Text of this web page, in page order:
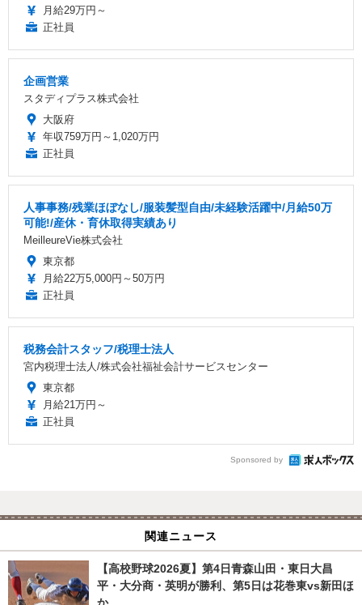
月給29万円～
正社員
企画営業
スタディプラス株式会社
大阪府
年収759万円～1,020万円
正社員
人事事務/残業ほぼなし/服装髪型自由/未経験活躍中/月給50万
可能!/産休・育休取得実績あり
MeilleureVie株式会社
東京都
月給22万5,000円～50万円
正社員
税務会計スタッフ/税理士法人
宮内税理士法人/株式会社福祉会計サービスセンター
東京都
月給21万円～
正社員
Sponsored by
関連ニュース
【高校野球2026夏】第4日青森山田・東日大昌
平・大分商・英明が勝利、第5日は花巻東vs新田ほ